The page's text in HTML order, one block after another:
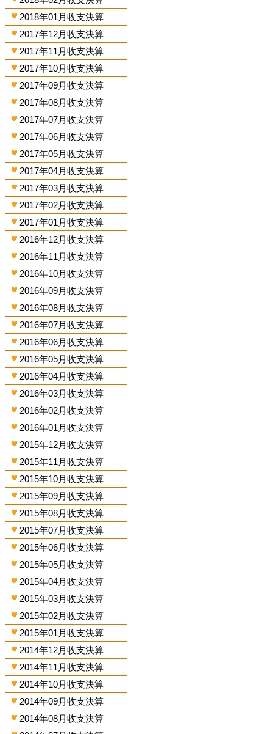
2018年01月收支決算
2017年12月收支決算
2017年11月收支決算
2017年10月收支決算
2017年09月收支決算
2017年08月收支決算
2017年07月收支決算
2017年06月收支決算
2017年05月收支決算
2017年04月收支決算
2017年03月收支決算
2017年02月收支決算
2017年01月收支決算
2016年12月收支決算
2016年11月收支決算
2016年10月收支決算
2016年09月收支決算
2016年08月收支決算
2016年07月收支決算
2016年06月收支決算
2016年05月收支決算
2016年04月收支決算
2016年03月收支決算
2016年02月收支決算
2016年01月收支決算
2015年12月收支決算
2015年11月收支決算
2015年10月收支決算
2015年09月收支決算
2015年08月收支決算
2015年07月收支決算
2015年06月收支決算
2015年05月收支決算
2015年04月收支決算
2015年03月收支決算
2015年02月收支決算
2015年01月收支決算
2014年12月收支決算
2014年11月收支決算
2014年10月收支決算
2014年09月收支決算
2014年08月收支決算